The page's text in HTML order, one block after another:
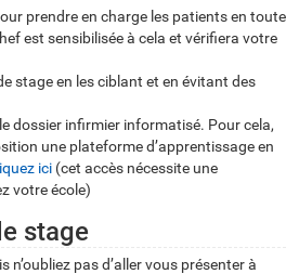
prendre en charge les patients en toute
est sensibilisée à cela et vérifiera votre
stage en les ciblant et en évitant des
dossier infirmier informatisé. Pour cela,
une plateforme d’apprentissage en
ici (cet accès nécessite une
votre école)
stage
n’oubliez pas d’aller vous présenter à